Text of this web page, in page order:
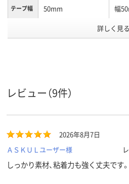
テープ幅 50mm 幅
ブラ
詳しく見る
レビュー（9件）
2026年8月7日
ＡＳＫＵＬユーザー様
しっかり素材、粘着力も強く丈夫です。